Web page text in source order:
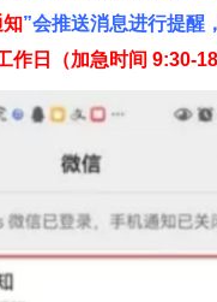
知”会推送消息进行提醒
作日（加急时间 9:30-